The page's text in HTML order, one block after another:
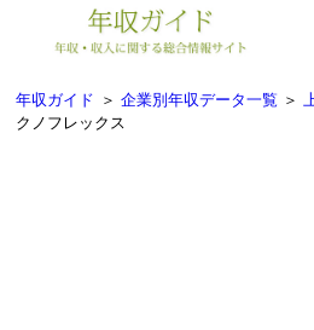
年収ガイド ＞ 企業別年収データ一覧 ＞
クノフレックス